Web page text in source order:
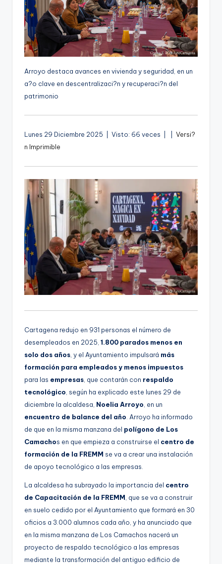
Arroyo destaca avances en vivienda y seguridad, en un
a?o clave en descentralizaci?n y recuperaci?n del
patrimonio
Lunes 29 Diciembre 2025 | Visto: 66 veces |
Versi?
n Imprimible
Cartagena redujo en 931 personas el número de
desempleados en 2025, 1.800 parados menos en
solo dos años , y el Ayuntamiento impulsará más
formación para empleados y menos impuestos
para las empresas , que contarán con respaldo
tecnológico , según ha explicado este lunes 29 de
diciembre la alcaldesa, Noelia Arroyo , en un
encuentro de balance del año . Arroyo ha informado
de que en la misma manzana del polígono de Los
Camachos en que empieza a construirse el centro de
formación de la FREMM se va a crear una instalación
de apoyo tecnológico a las empresas.
La alcaldesa ha subrayado la importancia del centro
de Capacitación de la FREMM , que se va a construir
en suelo cedido por el Ayuntamiento que formará en 30
oficios a 3.000 alumnos cada año, y ha anunciado que
en la misma manzana de Los Camachos nacerá un
proyecto de respaldo tecnológico a las empresas
mediante la transformación del antiguo edificio de